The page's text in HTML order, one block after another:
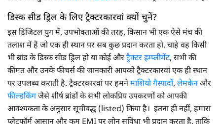
डिस्क सीड ड्रिल के लिए ट्रैक्टरकारवां क्यों चुनें?
इस डिजिटल युग में, उपभोक्ताओं की तरह, किसान भी एक ऐसे मंच की
तलाश में हैं जो एक ही स्थान पर सब कुछ प्रदान करता हो. चाहे वह किसी
भी ब्रांड के डिस्क सीड ड्रिल हो या कोई औरट्रैक्टर इम्प्लीमेंट, सभी की
कीमत और उनके फीचर्स की जानकारी आपको ट्रैक्टरकारवां एक ही स्थान
पर उपलब्ध कराती है. ट्रैक्टरकारवां पर हमनेमाशियो गैस्पार्दो, लेमकेनऔर
फील्डकिंगजैसे शीर्ष ब्रांडों के सभी लोकप्रिय उपकरणों को आपकी
आवश्यकता के अनुसार सूचीबद्ध (listed) किया है। इतना ही नहीं, हमारा